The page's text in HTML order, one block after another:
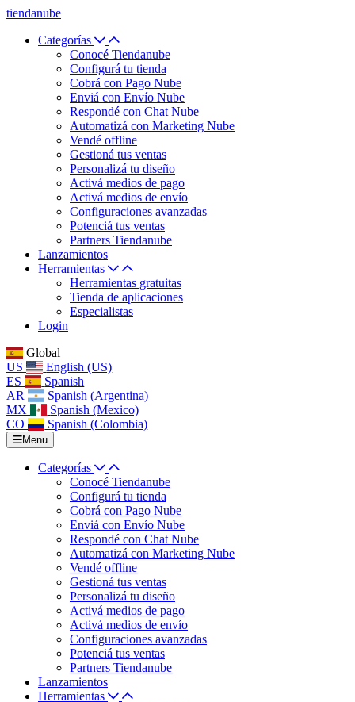
tiendanube
Categorías
Conocé Tiendanube
Configurá tu tienda
Cobrá con Pago Nube
Enviá con Envío Nube
Respondé con Chat Nube
Automatizá con Marketing Nube
Vendé offline
Gestioná tus ventas
Personalizá tu diseño
Activá medios de pago
Activá medios de envío
Configuraciones avanzadas
Potenciá tus ventas
Partners Tiendanube
Lanzamientos
Herramientas
Herramientas gratuitas
Tienda de aplicaciones
Especialistas
Login
Global
US
English (US)
ES
Spanish
AR
Spanish (Argentina)
MX
Spanish (Mexico)
CO
Spanish (Colombia)
Menu
Categorías
Conocé Tiendanube
Configurá tu tienda
Cobrá con Pago Nube
Enviá con Envío Nube
Respondé con Chat Nube
Automatizá con Marketing Nube
Vendé offline
Gestioná tus ventas
Personalizá tu diseño
Activá medios de pago
Activá medios de envío
Configuraciones avanzadas
Potenciá tus ventas
Partners Tiendanube
Lanzamientos
Herramientas